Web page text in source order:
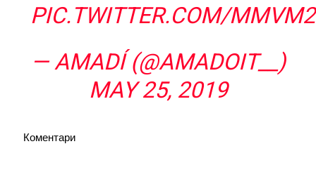
PIC.TWITTER.COM/
— AMADÍ (@AMADOIT__)
MAY 25, 2019
Коментари